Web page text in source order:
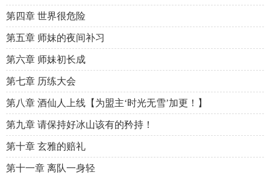
第四章 世界很危险
第五章 师妹的夜间补习
第六章 师妹初长成
第七章 历练大会
第八章 酒仙人上线【为盟主‘时光无雪’加更！】
第九章 请保持好冰山该有的矜持！
第十章 玄雅的赔礼
第十一章 离队一身轻